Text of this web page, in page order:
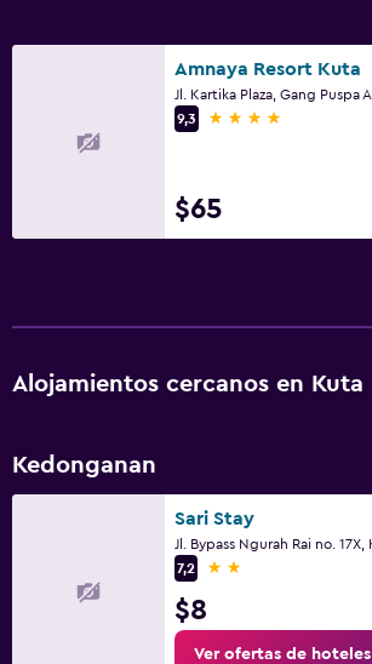
Amnaya Resort Kuta
9,3
4 estrellas
$65
Alojamientos cercanos en Kuta
Kedonganan
Sari Stay
7,2
2 estrellas
$8
Ver ofertas de hoteles